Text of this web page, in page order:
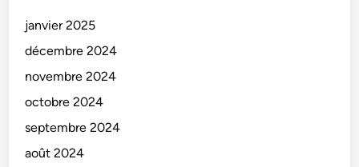
janvier 2025
décembre 2024
novembre 2024
octobre 2024
septembre 2024
août 2024